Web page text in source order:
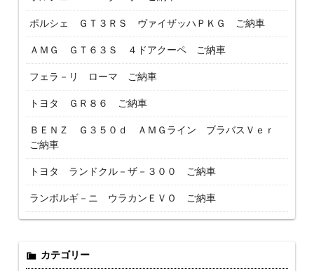
ポルシェ ＧＴ３ＲＳ ヴァイザッハＰＫＧ ご納車
ＡＭＧ ＧＴ６３Ｓ ４ドアクーペ ご納車
フェラ－リ ローマ ご納車
トヨタ ＧＲ８６ ご納車
ＢＥＮＺ Ｇ３５０ｄ ＡＭＧライン ブラバスＶｅｒ
ご納車
トヨタ ランドクル－ザ－３００ ご納車
ランボルギ－ニ ウラカンＥＶＯ ご納車
カテゴリー